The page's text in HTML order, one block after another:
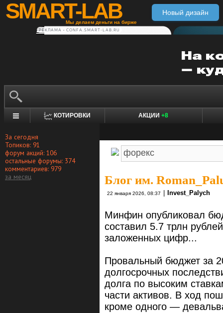
SMART-LAB
Мы делаем деньги на бирже
Новый дизайн
РЕКЛАМА • CONFA.SMART-LAB.RU
КОТИРОВКИ АКЦИИ +8
За сегодня
Топиков: 91
форум акций: 106
остальные форумы: 374
комментариев: 979
за месяц
Блог им.
22 января 2026, 08:37 Invest_Palych
Минфин опубликовал
составил 5.7 трлн
заложенных цифр...
Провальный бюджет за
долгосрочных
долга по высоким
части активов. В ход
кроме одного —